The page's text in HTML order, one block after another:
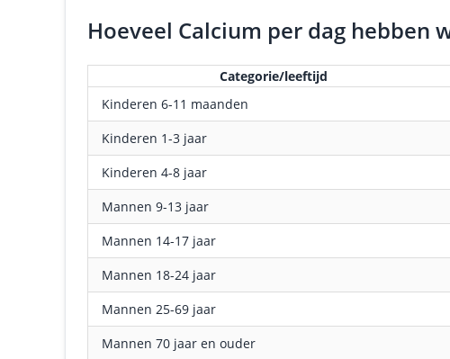
Hoeveel Calcium per dag hebben
Categorie/leeftijd
Kinderen 6-11 maanden
Kinderen 1-3 jaar
Kinderen 4-8 jaar
Mannen 9-13 jaar
Mannen 14-17 jaar
Mannen 18-24 jaar
Mannen 25-69 jaar
Mannen 70 jaar en ouder